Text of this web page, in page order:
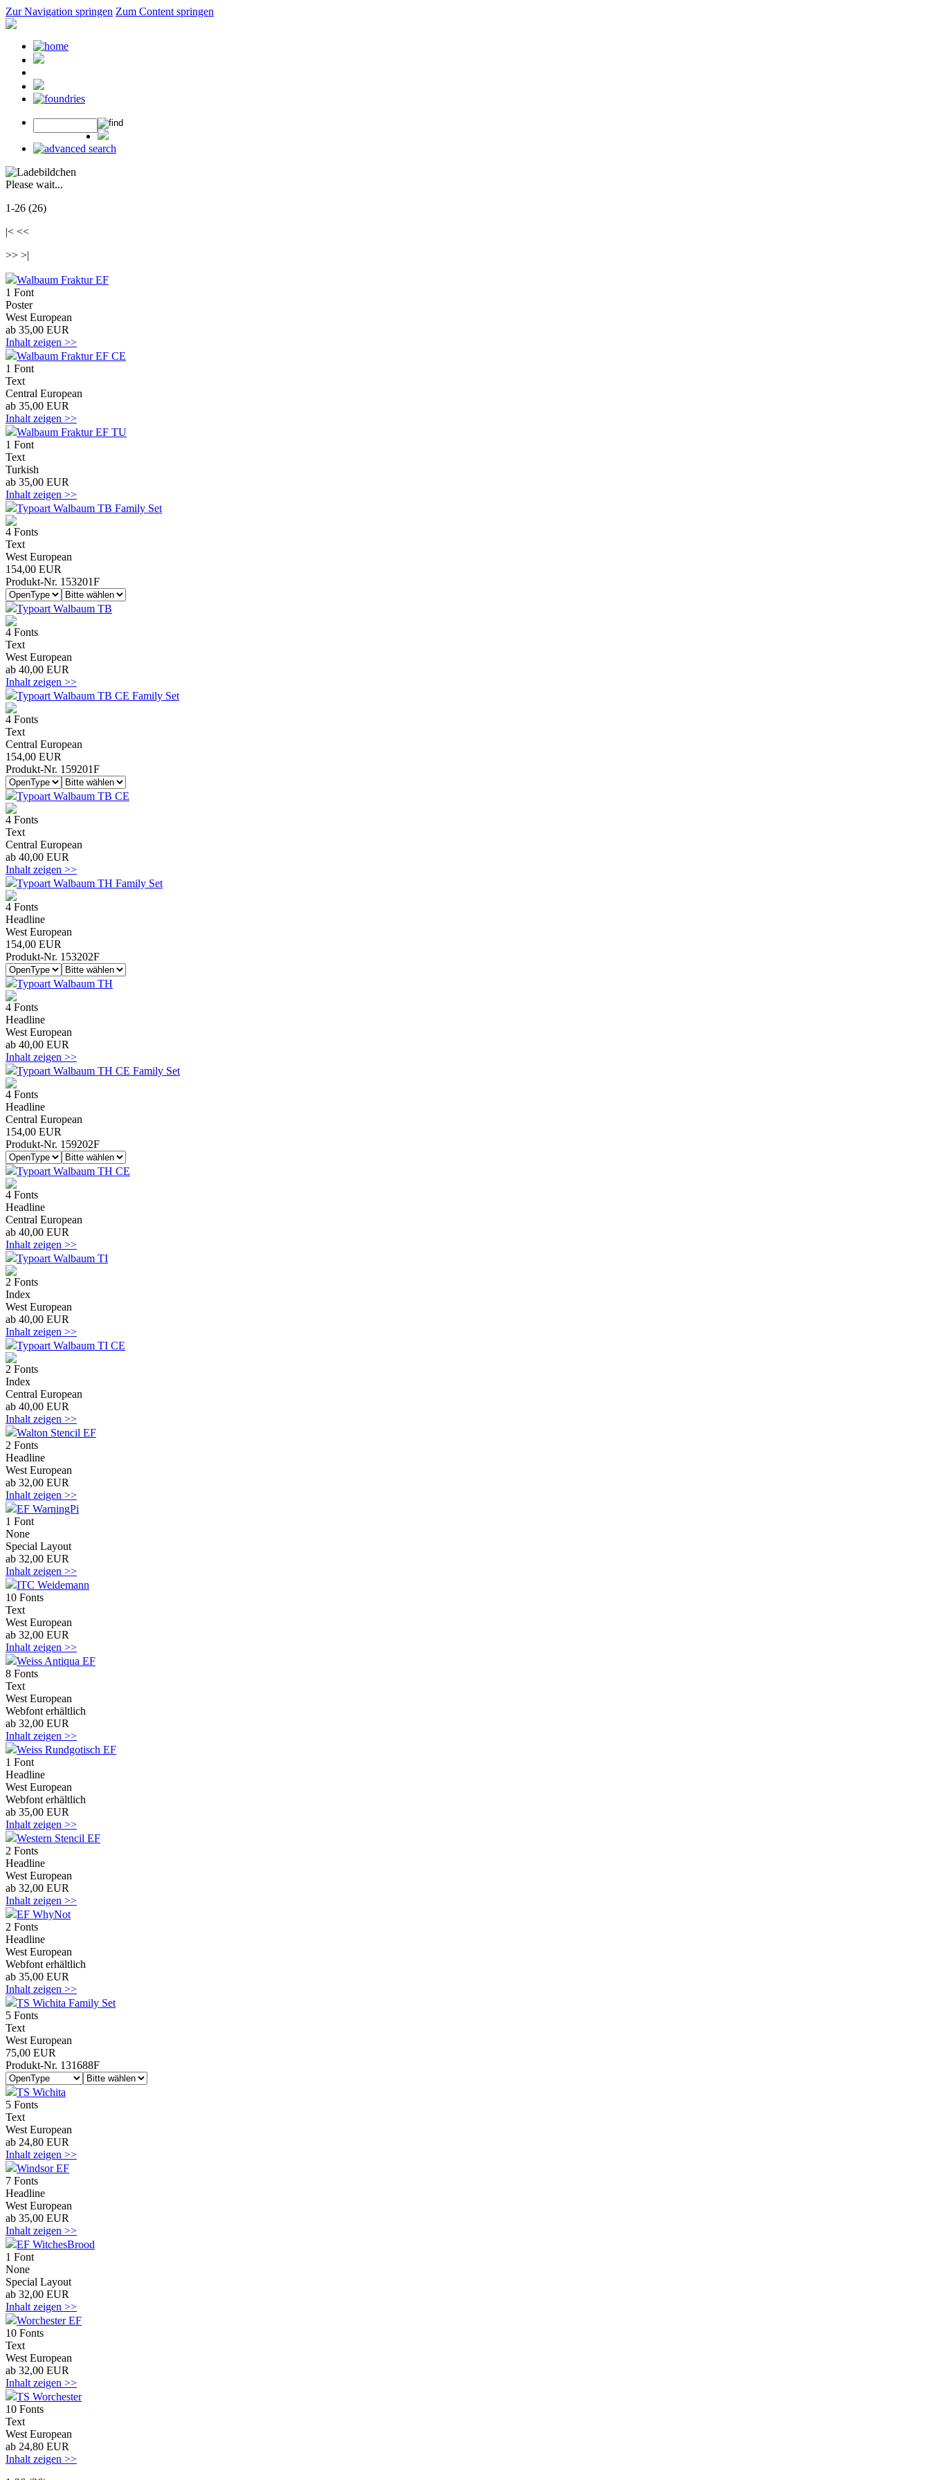
Zur Navigation springen Zum Content springen
Please wait...
1-26 (26)
|< <<
>> >|
Walbaum Fraktur EF
1 Font
Poster
West European
ab 35,00 EUR
Inhalt zeigen >>
Walbaum Fraktur EF CE
1 Font
Text
Central European
ab 35,00 EUR
Inhalt zeigen >>
Walbaum Fraktur EF TU
1 Font
Text
Turkish
ab 35,00 EUR
Inhalt zeigen >>
Typoart Walbaum TB Family Set
4 Fonts
Text
West European
154,00 EUR
Produkt-Nr. 153201F
Typoart Walbaum TB
4 Fonts
Text
West European
ab 40,00 EUR
Inhalt zeigen >>
Typoart Walbaum TB CE Family Set
4 Fonts
Text
Central European
154,00 EUR
Produkt-Nr. 159201F
Typoart Walbaum TB CE
4 Fonts
Text
Central European
ab 40,00 EUR
Inhalt zeigen >>
Typoart Walbaum TH Family Set
4 Fonts
Headline
West European
154,00 EUR
Produkt-Nr. 153202F
Typoart Walbaum TH
4 Fonts
Headline
West European
ab 40,00 EUR
Inhalt zeigen >>
Typoart Walbaum TH CE Family Set
4 Fonts
Headline
Central European
154,00 EUR
Produkt-Nr. 159202F
Typoart Walbaum TH CE
4 Fonts
Headline
Central European
ab 40,00 EUR
Inhalt zeigen >>
Typoart Walbaum TI
2 Fonts
Index
West European
ab 40,00 EUR
Inhalt zeigen >>
Typoart Walbaum TI CE
2 Fonts
Index
Central European
ab 40,00 EUR
Inhalt zeigen >>
Walton Stencil EF
2 Fonts
Headline
West European
ab 32,00 EUR
Inhalt zeigen >>
EF WarningPi
1 Font
None
Special Layout
ab 32,00 EUR
Inhalt zeigen >>
ITC Weidemann
10 Fonts
Text
West European
ab 32,00 EUR
Inhalt zeigen >>
Weiss Antiqua EF
8 Fonts
Text
West European
Webfont erhältlich
ab 32,00 EUR
Inhalt zeigen >>
Weiss Rundgotisch EF
1 Font
Headline
West European
Webfont erhältlich
ab 35,00 EUR
Inhalt zeigen >>
Western Stencil EF
2 Fonts
Headline
West European
ab 32,00 EUR
Inhalt zeigen >>
EF WhyNot
2 Fonts
Headline
West European
Webfont erhältlich
ab 35,00 EUR
Inhalt zeigen >>
TS Wichita Family Set
5 Fonts
Text
West European
75,00 EUR
Produkt-Nr. 131688F
TS Wichita
5 Fonts
Text
West European
ab 24,80 EUR
Inhalt zeigen >>
Windsor EF
7 Fonts
Headline
West European
ab 35,00 EUR
Inhalt zeigen >>
EF WitchesBrood
1 Font
None
Special Layout
ab 32,00 EUR
Inhalt zeigen >>
Worchester EF
10 Fonts
Text
West European
ab 32,00 EUR
Inhalt zeigen >>
TS Worchester
10 Fonts
Text
West European
ab 24,80 EUR
Inhalt zeigen >>